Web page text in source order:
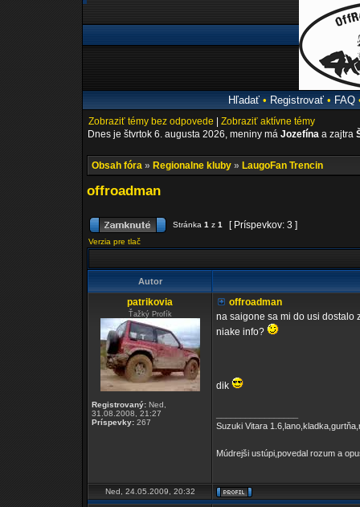
Hľadať• Registrovať• FAQ
Zobraziť témy bez odpovede
Zobraziť aktívne témy
Dnes je štvrtok 6. augusta 2026, meniny má Jozefína a zajtra
Obsah fóra » Regionalne kluby » LaugoFan Trencin
offroadman
Stránka 1 z 1 [ Príspevkov: 3 ]
Verzia pre tlač
Autor
patrikovia
Ťažký Profík
Registrovaný: Ned,
31.08.2008, 21:27
Príspevky: 267
offroadman
na saigone sa mi do usi dostalo
niake info?
dik
Suzuki Vitara
Múdrejši ustúpi,povedal rozum a
Ned, 24.05.2009, 20:32